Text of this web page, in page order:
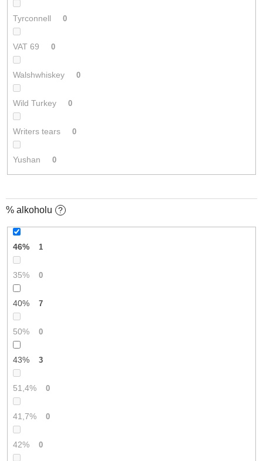
Tyrconnell 0
VAT 69 0
Walshwhiskey 0
Wild Turkey 0
Writers tears 0
Yushan 0
% alkoholu ?
46% 1
35% 0
40% 7
50% 0
43% 3
51,4% 0
41,7% 0
42% 0